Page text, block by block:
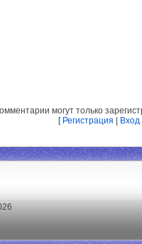
могут только
[ Регистрация Вход